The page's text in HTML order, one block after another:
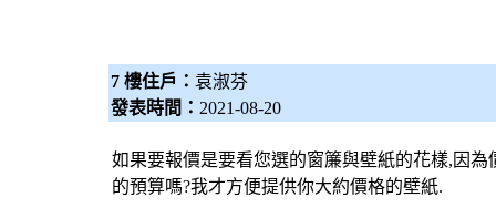
7 樓住戶： 袁淑芬
發表時間： 2021-08-20
如果要報價是要看您選的窗簾與壁紙的花樣,因
的預算嗎?我才方便提供你大約價格的壁紙.